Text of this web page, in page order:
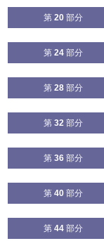
第 20 部分
第 24 部分
第 28 部分
第 32 部分
第 36 部分
第 40 部分
第 44 部分